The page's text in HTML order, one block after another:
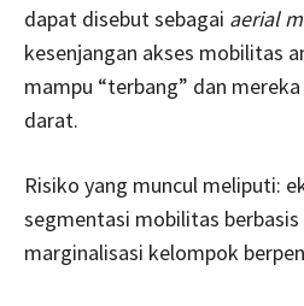
dapat disebut sebagai aerial
kesenjangan akses mobilitas
mampu “terbang” dan
darat.
Risiko yang muncul meliputi:
segmentasi mobilitas
marginalisasi kelompok